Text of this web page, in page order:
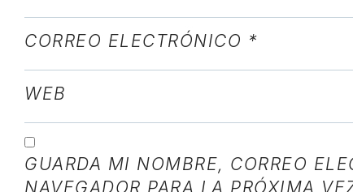
CORREO ELECTRÓNICO *
WEB
GUARDA MI NOMBRE, CORREO
NAVEGADOR PARA LA PRÓXIMA